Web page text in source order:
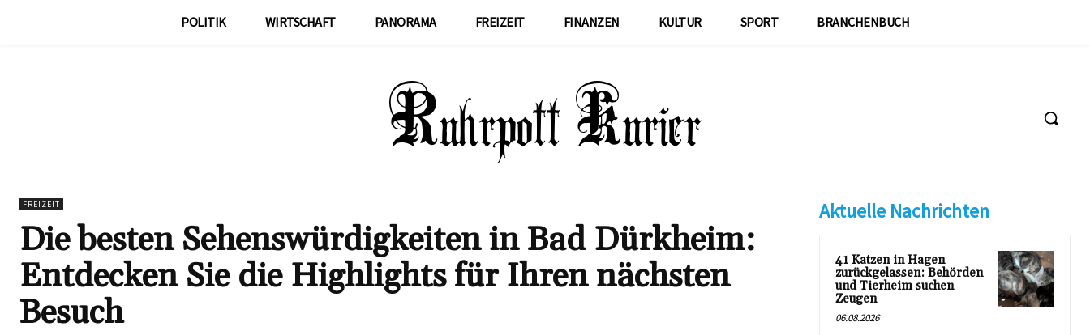
POLITIK WIRTSCHAFT PANORAMA FREIZEIT FINANZEN KULTUR SPORT BRANCHENBUCH
FREIZEIT
Die besten Sehenswürdigkeiten in Bad Dürkheim:
Entdecken Sie die Highlights für Ihren nächsten
Besuch
Aktuelle Nachrichten
41 Katzen in Hagen
zurückgelassen: Behörden
und Tierheim suchen
Zeugen
06.08.2026